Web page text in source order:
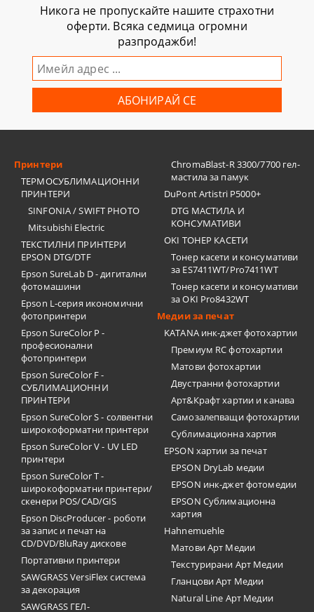
Никога не пропускайте нашите страхотни
оферти. Всяка седмица огромни
разпродажби!
Принтери
ТЕРМОСУБЛИМАЦИОННИ
ПРИНТЕРИ
SINFONIA / SWIFT PHOTO
Mitsubishi Electric
ТЕКСТИЛНИ ПРИНТЕРИ
EPSON DTG/DTF
Epson SureLab D - дигитални
фотомашини
Epson L-серия икономични
фотопринтери
Epson SureColor P -
професионални
фотопринтери
Epson SureColor F -
СУБЛИМАЦИОННИ
ПРИНТЕРИ
Epson SureColor S - солвентни
широкоформатни принтери
Epson SureColor V - UV LED
принтери
Epson SureColor T -
широкоформатни принтери/
скенери POS/CAD/GIS
Epson DiscProducer - роботи
за запис и печат на
CD/DVD/BluRay дискове
Портативни принтери
SAWGRASS VersiFlex система
за декорация
SAWGRASS ГЕЛ-
ChromaBlast-R 3300/7700 гел-
мастила за памук
DuPont Artistri P5000+
DTG МАСТИЛА И
КОНСУМАТИВИ
OKI ТОНЕР КАСЕТИ
Тонер касети и консумативи
за ES7411WT/Pro7411WT
Тонер касети и консумативи
за OKI Pro8432WT
Медии за печат
KATANA инк-джет фотохартии
Премиум RC фотохартии
Матови фотохартии
Двустранни фотохартии
Арт&Крафт хартии и канава
Самозалепващи фотохартии
Сублимационна хартия
EPSON хартии за печат
EPSON DryLab медии
EPSON инк-джет фотомедии
EPSON Сублимационна
хартия
Hahnemuehle
Матови Арт Медии
Текстурирани Арт Медии
Гланцови Арт Медии
Natural Line Арт Медии